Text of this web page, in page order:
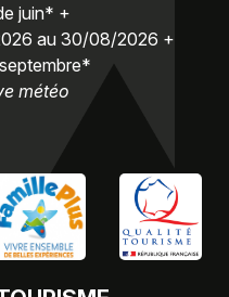
juin* +
au 30/08/2026 +
météo